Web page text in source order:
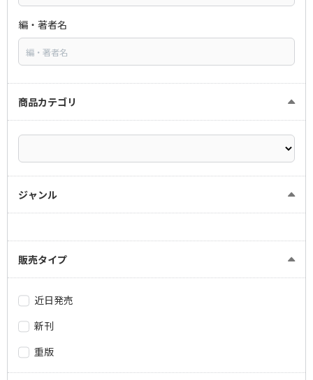
編・著者名
商品カテゴリ
ジャンル
販売タイプ
近日発売
新刊
重版